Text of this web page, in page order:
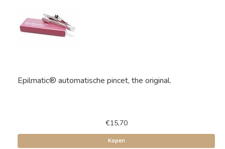
Epilmatic® automatische pincet, the original.
€15,70
Kopen